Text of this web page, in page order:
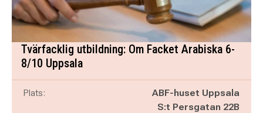
Tvärfacklig utbildning: Om Facket Arabiska 6-
8/10 Uppsala
Plats:
ABF-huset Uppsala
S:t Persgatan 22B